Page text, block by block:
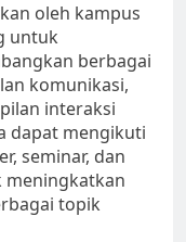
oleh kampus
untuk
berbagai
komunikasi,
interaksi
dapat mengikuti
seminar, dan
topik